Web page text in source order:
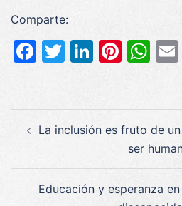
Comparte:
Facebook
Twitter
LinkedIn
de La inclusión es fruto de
ser
Educación y esperanza